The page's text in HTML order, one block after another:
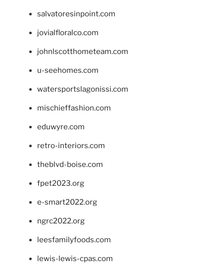
salvatoresinpoint.com
jovialfloralco.com
johnlscotthometeam.com
u-seehomes.com
watersportslagonissi.com
mischieffashion.com
eduwyre.com
retro-interiors.com
theblvd-boise.com
fpet2023.org
e-smart2022.org
ngrc2022.org
leesfamilyfoods.com
lewis-lewis-cpas.com